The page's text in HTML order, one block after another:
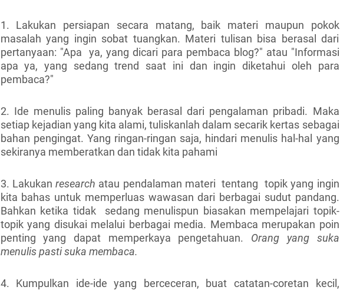
1. Lakukan persiapan secara matang, baik materi maupun pokok
masalah yang ingin sobat tuangkan. Materi tulisan bisa berasal dari
pertanyaan: "Apa ya, yang dicari para pembaca blog?" atau "Informasi
apa ya, yang sedang trend saat ini dan ingin diketahui oleh para
pembaca?"
2. Ide menulis paling banyak berasal dari pengalaman pribadi. Maka
setiap kejadian yang kita alami, tuliskanlah dalam secarik kertas sebagai
bahan pengingat. Yang ringan-ringan saja, hindari menulis hal-hal yang
sekiranya memberatkan dan tidak kita pahami
3. Lakukanresearch atau pendalaman materi tentang topik yang ingin
kita bahas untuk memperluas wawasan dari berbagai sudut pandang.
Bahkan ketika tidak sedang menulispun biasakan mempelajari topik-
topik yang disukai melalui berbagai media. Membaca merupakan poin
penting yang dapat memperkaya pengetahuan. Orang yang suka
menulis pasti suka membaca.
4. Kumpulkan ide-ide yang berceceran, buat catatan-coretan kecil,